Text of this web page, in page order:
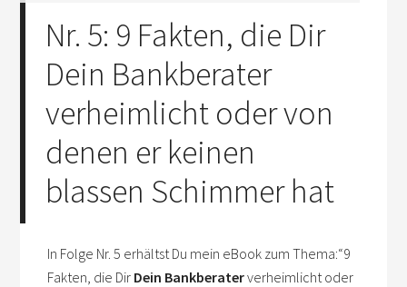
Nr. 5: 9 Fakten, die Dir
Dein Bankberater
verheimlicht oder von
denen er keinen
blassen Schimmer hat
In Folge Nr. 5 erhältst Du mein eBook zum Thema:“9
Fakten, die Dir Dein Bankberaterverheimlicht oder